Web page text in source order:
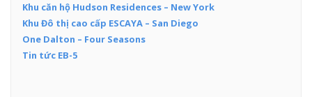
Khu căn hộ Hudson Residences – New York
Khu Đô thị cao cấp ESCAYA – San Diego
One Dalton – Four Seasons
Tin tức EB-5